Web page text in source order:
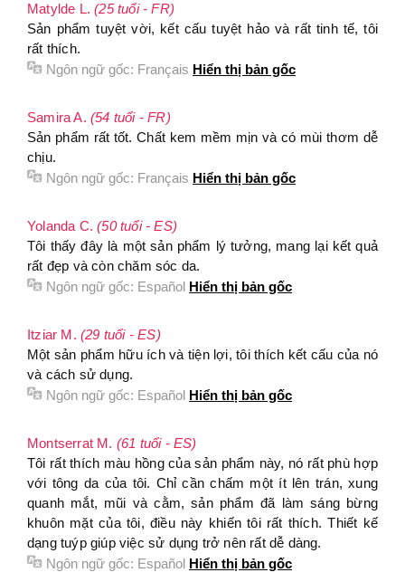
Matylde L.(25 tuổi - FR)
Sản phẩm tuyệt vời, kết cấu tuyệt hảo và rất tinh tế, tôi
rất thích.
Ngôn ngữ gốc: Français Hiển thị bản gốc
Samira A. (54 tuổi - FR)
Sản phẩm rất tốt. Chất kem mềm mịn và có mùi thơm dễ
chịu.
Ngôn ngữ gốc: Français Hiển thị bản gốc
Yolanda C.(50 tuổi - ES)
Tôi thấy đây là một sản phẩm lý tưởng, mang lại kết quả
rất đẹp và còn chăm sóc da.
Ngôn ngữ gốc: Español Hiển thị bản gốc
Itziar M. (29 tuổi - ES)
Một sản phẩm hữu ích và tiện lợi, tôi thích kết cấu của nó
và cách sử dụng.
Ngôn ngữ gốc: Español Hiển thị bản gốc
Montserrat M. (61 tuổi - ES)
Tôi rất thích màu hồng của sản phẩm này, nó rất phù hợp
với tông da của tôi. Chỉ cần chấm một ít lên trán, xung
quanh mắt, mũi và cằm, sản phẩm đã làm sáng bừng
khuôn mặt của tôi, điều này khiến tôi rất thích. Thiết kế
dạng tuýp giúp việc sử dụng trở nên rất dễ dàng.
Ngôn ngữ gốc: Español Hiển thị bản gốc